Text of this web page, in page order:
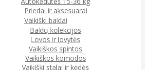
Priedai ir aksesuarai
Vaikiški baldai
Baldų kolekcijos
Lovos ir lovytės
Vaikiškos spintos
Vaikiškos komodos
Vaikiški stalai ir kėdės